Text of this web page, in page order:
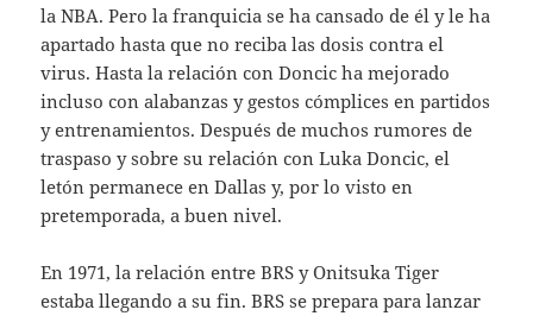
la NBA. Pero la franquicia se ha cansado de él y le ha
apartado hasta que no reciba las dosis contra el
virus. Hasta la relación con Doncic ha mejorado
incluso con alabanzas y gestos cómplices en partidos
y entrenamientos. Después de muchos rumores de
traspaso y sobre su relación con Luka Doncic, el
letón permanece en Dallas y, por lo visto en
pretemporada, a buen nivel.
En 1971, la relación entre BRS y Onitsuka Tiger
estaba llegando a su fin. BRS se prepara para lanzar